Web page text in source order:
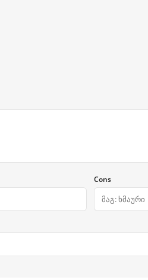
Cons